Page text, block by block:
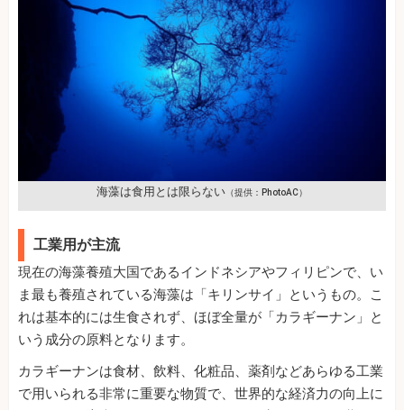
海藻は食用とは限らない （提供：PhotoAC）
工業用が主流
現在の海藻養殖大国であるインドネシアやフィリピンで、い
ま最も養殖されている海藻は「キリンサイ」というもの。こ
れは基本的には生食されず、ほぼ全量が「カラギーナン」と
いう成分の原料となります。
カラギーナンは食材、飲料、化粧品、薬剤などあらゆる工業
で用いられる非常に重要な物質で、世界的な経済力の向上に